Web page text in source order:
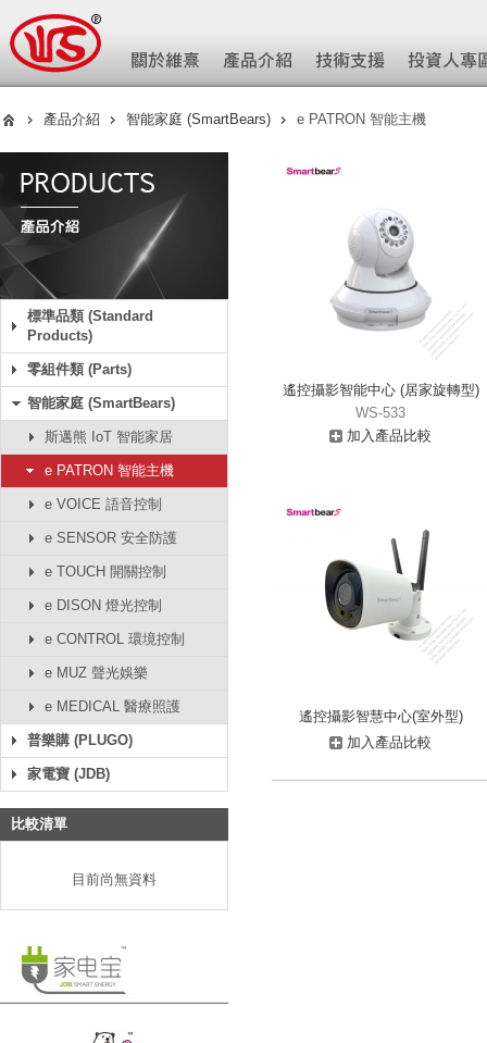
產品介紹 智能家庭 (SmartBears) e PATRON 智能主機
標準品類 (Standard
Products)
零組件類 (Parts)
智能家庭 (SmartBears)
斯邁熊 IoT 智能家居
e PATRON 智能主機
e VOICE 語音控制
e SENSOR 安全防護
e TOUCH 開關控制
e DISON 燈光控制
e CONTROL 環境控制
e MUZ 聲光娛樂
e MEDICAL 醫療照護
普樂購 (PLUGO)
家電寶 (JDB)
比較清單
目前尚無資料
遙控攝影智能中心 (居家旋轉型)
WS-533
加入產品比較
遙控攝影智慧中心(室外型)
加入產品比較